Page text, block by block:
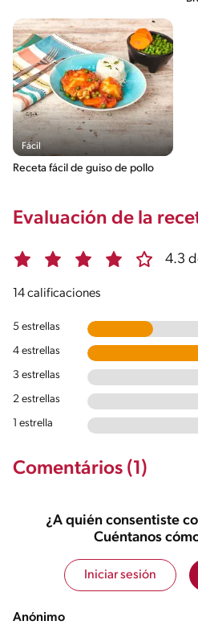
Fácil
Receta fácil de guiso de pollo
Evaluación de la
4.3
14 calificaciones
5 estrellas
4 estrellas
3 estrellas
2 estrellas
1 estrella
Comentários (1)
¿A quién consentiste
Cuéntanos
Iniciar sesión
Anónimo